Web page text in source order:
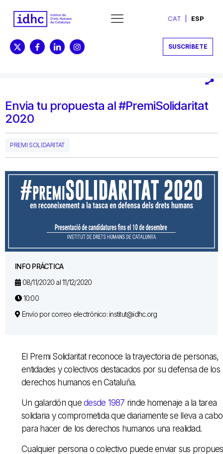
CAT ESP
SUSCRÍBETE
Envia tu propuesta al #PremiSolidaritat
2020
PREMI SOLIDARITAT
INFO PRÁCTICA
08/11/2020 al 11/12/2020
10:00
Envío por correo electrónico: institut@idhc.org
El Premi Solidaritat reconoce la trayectoria de personas,
entidades y colectivos destacados por su defensa de los
derechos humanos en Cataluña.
Un galardón que desde 1987 rinde homenaje a la tarea
solidaria y comprometida que diariamente se lleva a cabo
para hacer de los derechos humanos una realidad.
Cualquier persona o colectivo puede enviar sus